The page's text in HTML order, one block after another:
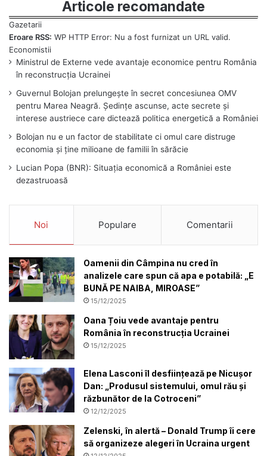
Articole recomandate
Eroare RSS: WP HTTP Error: Nu a fost furnizat un URL valid.
Ministrul de Externe vede avantaje economice pentru România
în reconstrucția Ucrainei
Guvernul Bolojan prelungește în secret concesiunea OMV
pentru Marea Neagră. Ședințe ascunse, acte secrete și
interese austriece care dictează politica energetică a României
Bolojan nu e un factor de stabilitate ci omul care distruge
economia și ține milioane de familii în sărăcie
Lucian Popa (BNR): Situația economică a României este
dezastruoasă
Noi Populare Comentarii
Oamenii din Câmpina nu cred în
analizele care spun că apa e potabilă: „E
BUNĂ PE NAIBA, MIROASE”
15/12/2025
Oana Țoiu vede avantaje pentru
România în reconstrucția Ucrainei
15/12/2025
Elena Lasconi îl desființează pe Nicușor
Dan: „Produsul sistemului, omul rău și
răzbunător de la Cotroceni”
12/12/2025
Zelenski, în alertă – Donald Trump îi cere
să organizeze alegeri în Ucraina urgent